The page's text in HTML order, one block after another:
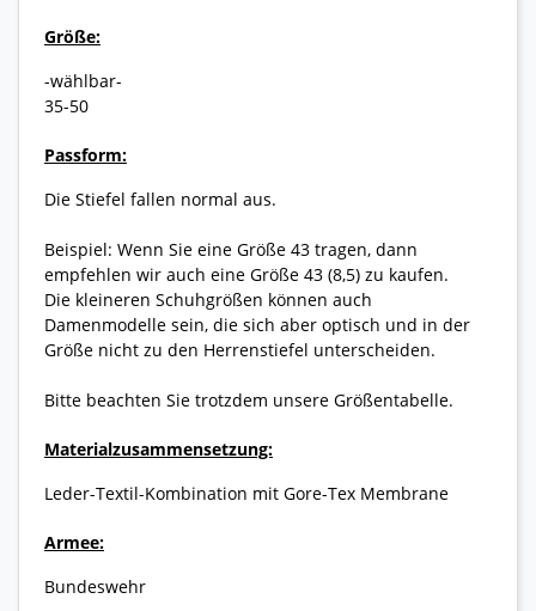
Größe:
-wählbar-
35-50
Passform:
Die Stiefel fallen normal aus.
Beispiel: Wenn Sie eine Größe 43 tragen, dann
empfehlen wir auch eine Größe 43 (8,5) zu kaufen.
Die kleineren Schuhgrößen können auch
Damenmodelle sein, die sich aber optisch und in der
Größe nicht zu den Herrenstiefel unterscheiden.
Bitte beachten Sie trotzdem unsere Größentabelle.
Materialzusammensetzung:
Leder-Textil-Kombination mit Gore-Tex Membrane
Armee:
Bundeswehr